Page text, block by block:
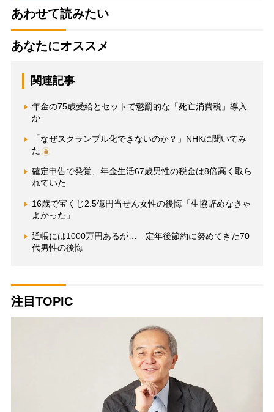
あわせて読みたい
あなたにオススメ
関連記事
年金の75歳受給とセットで懲罰的な「死亡消費税」導入
か
「なぜスクランブル化できないのか？」NHKに聞いてみ
た
確定申告で発覚、年金生活67歳男性の税金は8倍高く取ら
れていた
16歳で宝くじ2.5億円当せん女性の後悔「生協辞めなきゃ
よかった」
通帳には1000万円あるが… 定年後節約に努めてきた70
代男性の後悔
注目TOPIC